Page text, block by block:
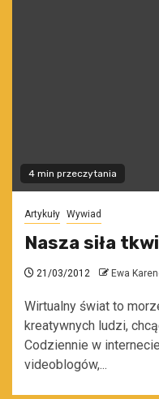
4 min przeczytania
Artykuły Wywiad
Nasza siła
21/03/2012 Ewa
Wirtualny świat to
kreatywnych ludzi,
Codziennie w
videoblogów,...